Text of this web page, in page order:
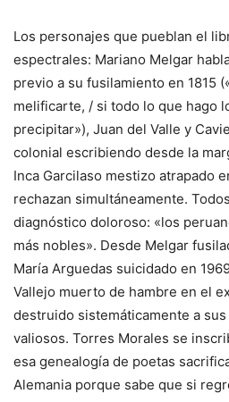
Los personajes que pueblan el
espectrales: Mariano Melgar
previo a su fusilamiento en 1815
melificarte, / si todo lo que hago
precipitar»), Juan del Valle y
colonial escribiendo desde la
Inca Garcilaso mestizo atrapado
rechazan simultáneamente.
diagnóstico doloroso: «los
más nobles». Desde Melgar
María Arguedas suicidado en
Vallejo muerto de hambre en el
destruido sistemáticamente a
valiosos. Torres Morales se
esa genealogía de poetas
Alemania porque sabe que si